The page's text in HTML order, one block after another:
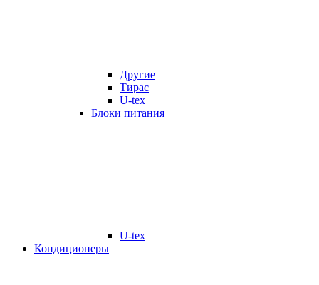
Другие
Тирас
U-tex
Блоки питания
U-tex
Кондиционеры